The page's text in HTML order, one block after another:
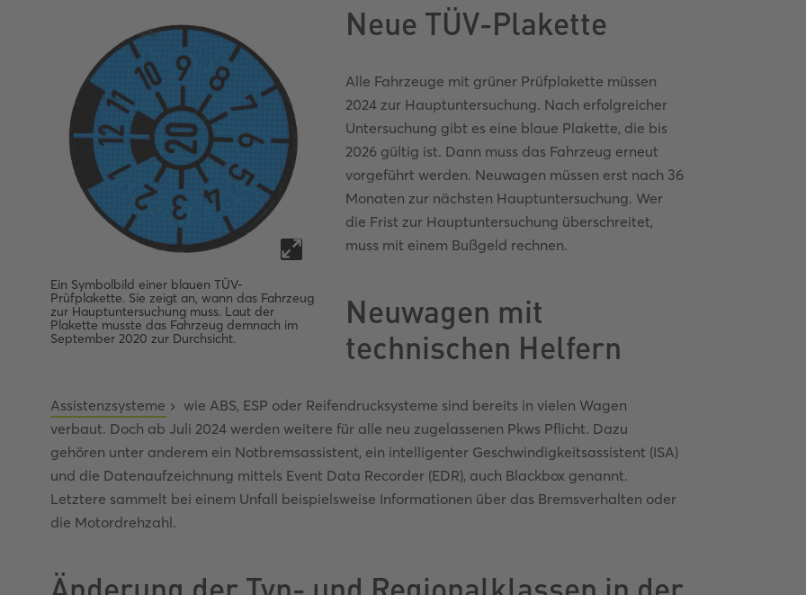
Ein Symbolbild einer blauen TÜV-
Prüfplakette. Sie zeigt an, wann das Fahrzeug
zur Hauptuntersuchung muss. Laut der
Plakette musste das Fahrzeug demnach im
September 2020 zur Durchsicht.
Neue TÜV-Plakette
Alle Fahrzeuge mit grüner Prüfplakette müssen
2024 zur Hauptuntersuchung. Nach erfolgreicher
Untersuchung gibt es eine blaue Plakette, die bis
2026 gültig ist. Dann muss das Fahrzeug erneut
vorgeführt werden. Neuwagen müssen erst nach 36
Monaten zur nächsten Hauptuntersuchung. Wer
die Frist zur Hauptuntersuchung überschreitet,
muss mit einem Bußgeld rechnen.
Neuwagen mit
technischen Helfern
Assistenzsysteme
wie ABS, ESP oder Reifendrucksysteme sind bereits in vielen Wagen
verbaut. Doch ab Juli 2024 werden weitere für alle neu zugelassenen Pkws Pflicht. Dazu
gehören unter anderem ein Notbremsassistent, ein intelligenter Geschwindigkeitsassistent (ISA)
und die Datenaufzeichnung mittels Event Data Recorder (EDR), auch Blackbox genannt.
Letztere sammelt bei einem Unfall beispielsweise Informationen über das Bremsverhalten oder
die Motordrehzahl.